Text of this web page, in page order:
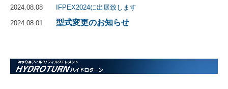
2024.08.08
IFPEX2024に出展致します
2024.08.01 型式変更のお知らせ